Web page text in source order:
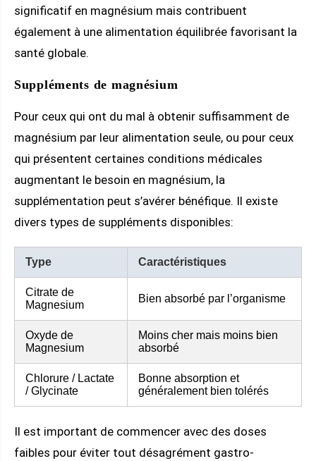
significatif en magnésium mais contribuent
également à une alimentation équilibrée favorisant la
santé globale.
Suppléments de magnésium
Pour ceux qui ont du mal à obtenir suffisamment de
magnésium par leur alimentation seule, ou pour ceux
qui présentent certaines conditions médicales
augmentant le besoin en magnésium, la
supplémentation peut s’avérer bénéfique. Il existe
divers types de suppléments disponibles:
Type Caractéristiques
Citrate de
Magnesium
Bien absorbé par l’organisme
Oxyde de
Magnesium
Moins cher mais moins bien
absorbé
Chlorure / Lactate
/ Glycinate
Bonne absorption et
généralement bien tolérés
Il est important de commencer avec des doses
faibles pour éviter tout désagrément gastro-